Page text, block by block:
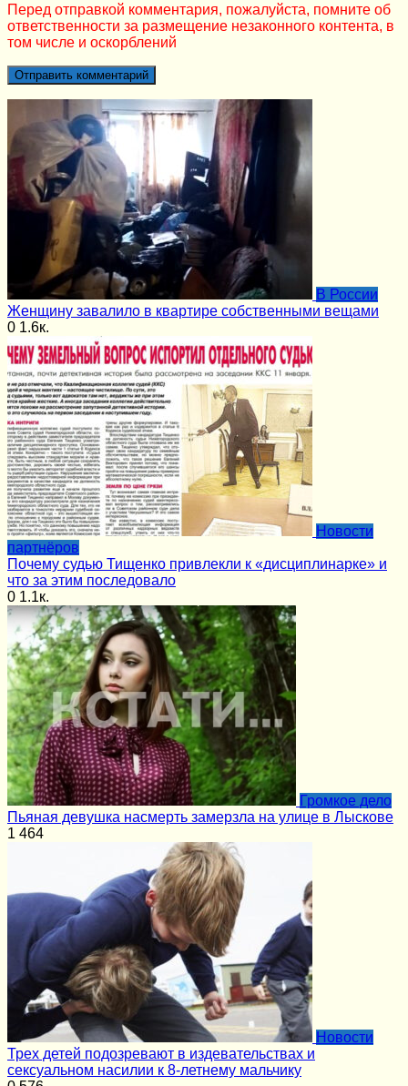
Перед отправкой комментария, пожалуйста, помните об
ответственности за размещение незаконного контента, в
том числе и оскорблений
В России
Женщину завалило в квартире собственными вещами
0 1.6к.
Новости
партнёров
Почему судью Тищенко привлекли к «дисциплинарке» и
что за этим последовало
0 1.1к.
Громкое дело
Пьяная девушка насмерть замерзла на улице в Лыскове
1 464
Новости
Трех детей подозревают в издевательствах и
сексуальном насилии к 8-летнему мальчику